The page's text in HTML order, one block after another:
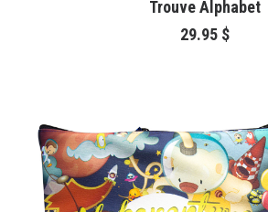
Trouve Alphabet
29.95 $